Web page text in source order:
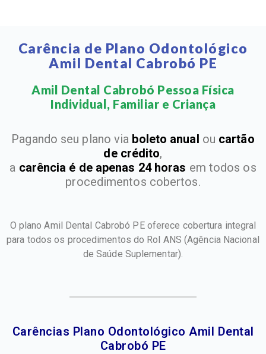
Carência de Plano Odontológico
Amil Dental Cabrobó PE
Amil Dental Cabrobó Pessoa Física
Individual, Familiar e Criança​
Pagando seu plano via boleto anual ou cartão
de crédito,
a carência é de apenas 24 horas em todos os
procedimentos cobertos.
O plano Amil Dental Cabrobó PE oferece cobertura integral
para todos os procedimentos do Rol ANS(Agência Nacional
de Saúde Suplementar).
Carências Plano Odontológico Amil Dental
Cabrobó PE​